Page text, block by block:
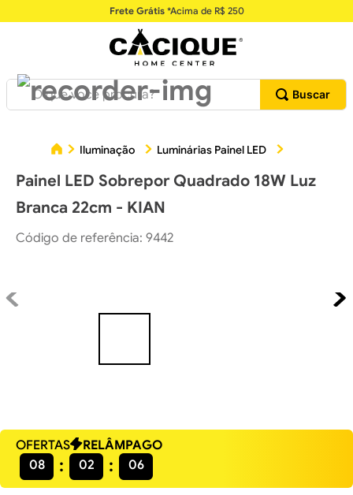
Frete Grátis*Acima de R$ 250
O que você procura?
Iluminação Luminárias Painel LED
Painel LED Sobrepor Quadrado 18W Luz
Branca 22cm - KIAN
Código de referência: 9442
OFERTAS
RELÂMPAGO
08
02 05